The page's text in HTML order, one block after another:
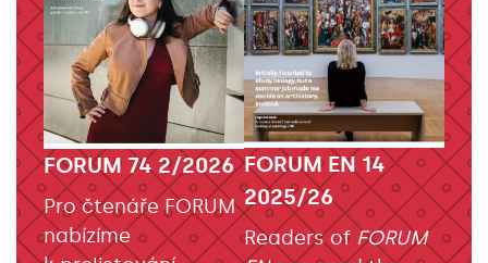
FORUM 74 2/2026
Pro čtenáře FORUM
nabízíme
FORUM EN 14
2025/26
Readers of FORUM